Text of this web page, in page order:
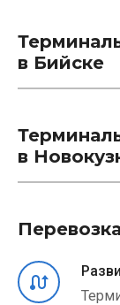
в Бийске
в